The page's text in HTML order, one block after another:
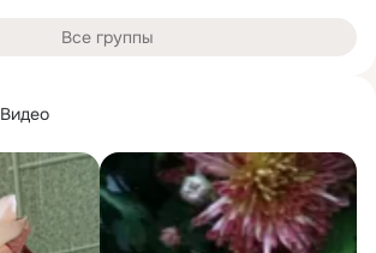
Видео
Все группы